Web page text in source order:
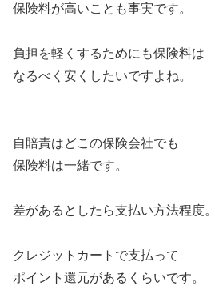
保険料が高いことも事実です。
負担を軽くするためにも保険料は
なるべく安くしたいですよね。
自賠責はどこの保険会社でも
保険料は一緒です。
差があるとしたら支払い方法程度。
クレジットカートで支払って
ポイント還元があるくらいです。